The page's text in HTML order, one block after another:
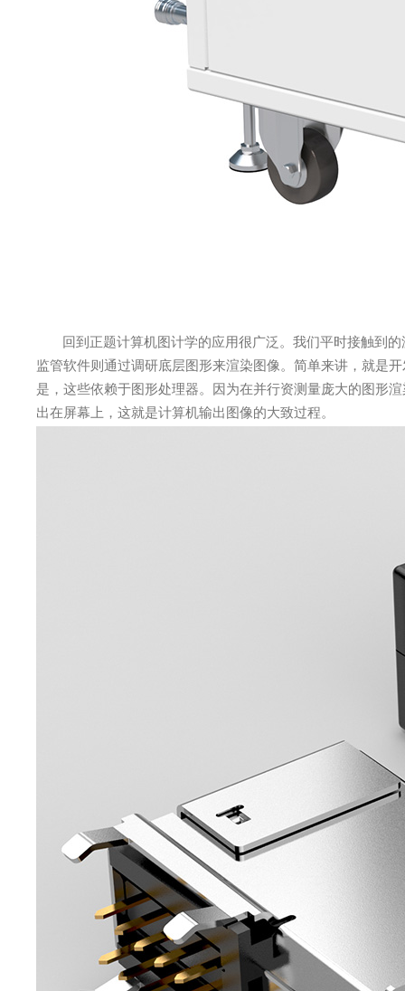
回到正题计算机图计学的应用很广泛。我们平时接触到
监管软件则通过调研底层图形来渲染图像。简单来讲，就是
是，这些依赖于图形处理器。因为在并行资测量庞大的图形
出在屏幕上，这就是计算机输出图像的大致过程。